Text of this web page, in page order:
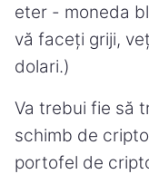
eter - moneda
vă faceți griji,
dolari.)
Va trebui fie să
schimb de
portofel de